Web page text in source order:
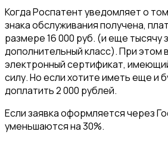
Когда Роспатент уведомляет о
знака обслуживания получена,
размере 16 000 руб. (и еще тысячу
дополнительный класс). При этом
электронный сертификат,
силу. Но если хотите иметь еще и
доплатить 2 000 рублей.
Если заявка оформляется через
уменьшаются на 30%.